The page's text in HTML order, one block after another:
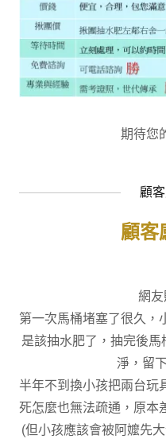
期待您
顧
顧客
網
第一次馬桶堵塞了很久，
是該抽水肥了，抽完後
淨，留
半年不到換小孩把兩台玩
死怎麼也無法疏通，原本
(但小孩應該會被阿嬤先